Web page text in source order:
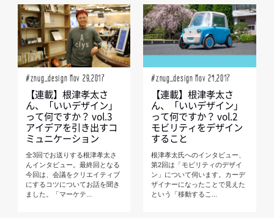
キッズデザイン Mazda 根津孝太
秋田公立美術大学 編集部トーク miata AXIS
#znug_design Nov 29,2017
【連載】根津孝太さ
ん、「いいデザイン」
って何ですか？ vol.3
アイデアを引き出すコ
ミュニケーション
全3回でお送りする根津孝太さ
んインタビュー。最終回となる
今回は、会議をクリエイティブ
にするコツについてお話を聞き
ました。「マーケテ...
#znug_design Nov 24,2017
【連載】根津孝太さ
ん、「いいデザイン」
って何ですか？ vol.2
モビリティをデザイン
すること
根津孝太氏へのインタビュー、
第2回は「モビリティのデザイ
ン」について伺います。カーデ
ザイナーになったことで見えた
という「移動するこ...